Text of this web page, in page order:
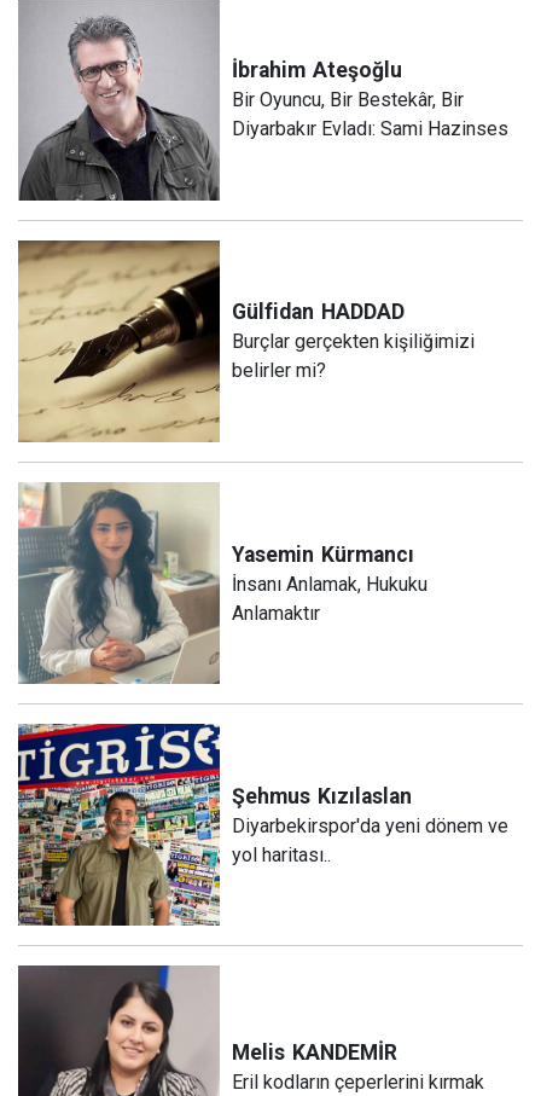
İbrahim Ateşoğlu
Bir Oyuncu, Bir Bestekâr, Bir
Diyarbakır Evladı: Sami Hazinses
Gülfidan HADDAD
Burçlar gerçekten kişiliğimizi
belirler mi?
Yasemin Kürmancı
İnsanı Anlamak, Hukuku
Anlamaktır
Şehmus Kızılaslan
Diyarbekirspor'da yeni dönem ve
yol haritası..
Melis KANDEMİR
Eril kodların çeperlerini kırmak